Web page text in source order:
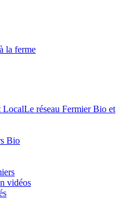
la ferme
Le réseau Fermier Bio et
Bio
vidéos